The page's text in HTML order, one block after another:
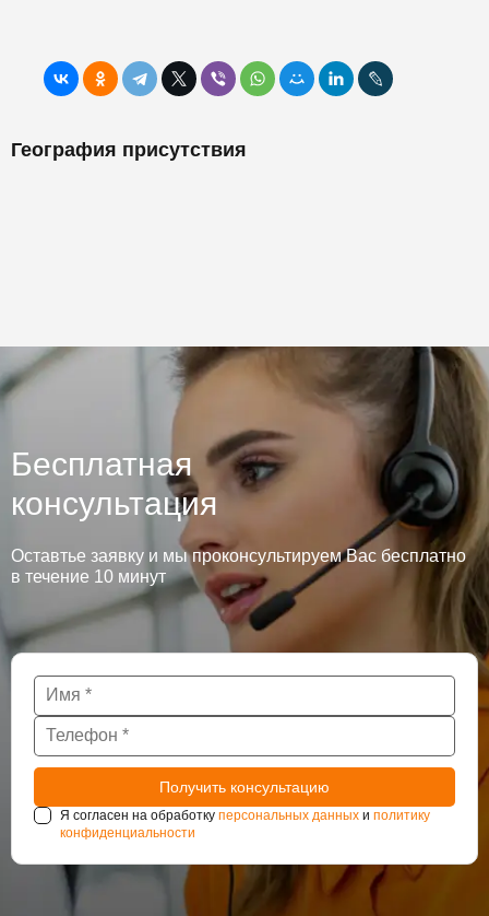
География присутствия
Бесплатная
консультация
Оставтье заявку и мы проконсультируем Вас бесплатно
в течение 10 минут
Я согласен на обработку персональных данных и политику
конфиденциальности